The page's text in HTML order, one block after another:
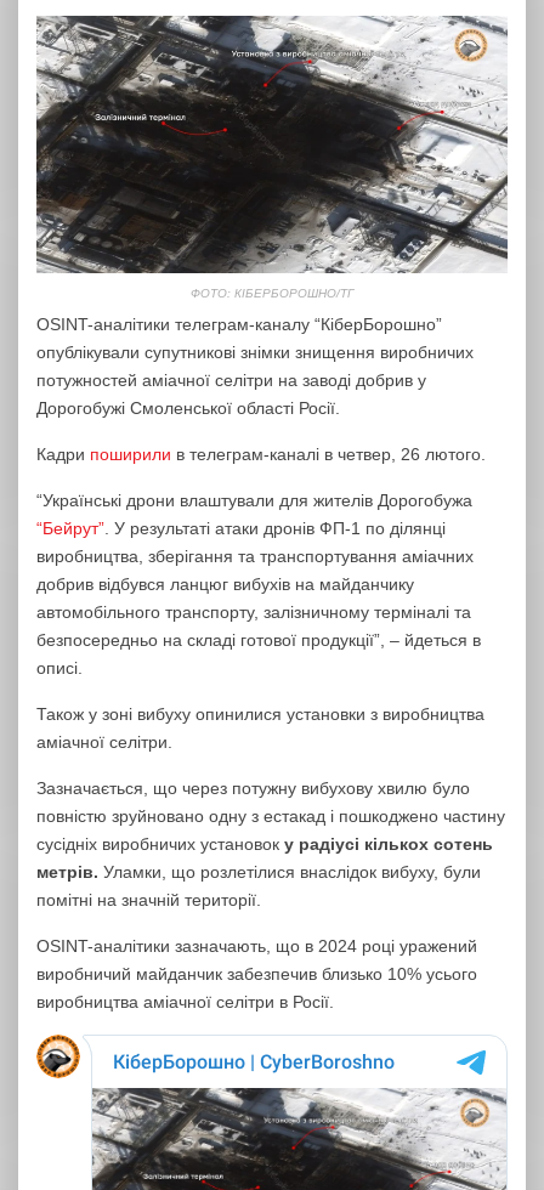
ФОТО: КІБЕРБОРОШНО/ТГ
OSINT-аналітики телеграм-каналу “КіберБорошно”
опублікували супутникові знімки знищення виробничих
потужностей аміачної селітри на заводі добрив у
Дорогобужі Смоленської області Росії.
Кадри поширили в телеграм-каналі в четвер, 26 лютого.
“Українські дрони влаштували для жителів Дорогобужа
“Бейрут” . У результаті атаки дронів ФП-1 по ділянці
виробництва, зберігання та транспортування аміачних
добрив відбувся ланцюг вибухів на майданчику
автомобільного транспорту, залізничному терміналі та
безпосередньо на складі готової продукції”, – йдеться в
описі.
Також у зоні вибуху опинилися установки з виробництва
аміачної селітри.
Зазначається, що через потужну вибухову хвилю було
повністю зруйновано одну з естакад і пошкоджено частину
сусідніх виробничих установок у радіусі кількох сотень
метрів. Уламки, що розлетілися внаслідок вибуху, були
помітні на значній території.
OSINT-аналітики зазначають, що в 2024 році уражений
виробничий майданчик забезпечив близько 10% усього
виробництва аміачної селітри в Росії.